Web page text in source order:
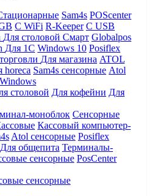
Sam4s POScenter
С WiFi R-Keeper С USB
Для столовой Смарт Globalpos
Для 1С Windows 10 Posiflex
Для магазина ATOL
horeca Sam4s сенсорные Atol
столовой Для кофейни Для
моноблок Сенсорные
Кассовый компьютер-
Atol сенсорные Posiflex
Для общепита Терминалы-
сенсорные PosCenter
сенсорные